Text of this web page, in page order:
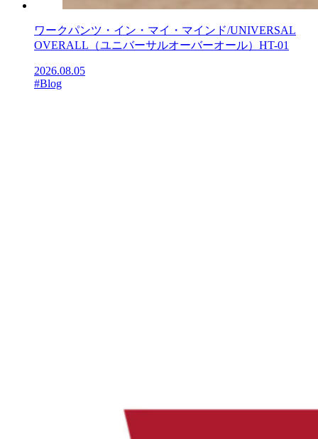
ワークパンツ・イン・マイ・マインド/UNIVERSAL
OVERALL（ユニバーサルオーバーオール）HT-01
2026.08.05
#Blog